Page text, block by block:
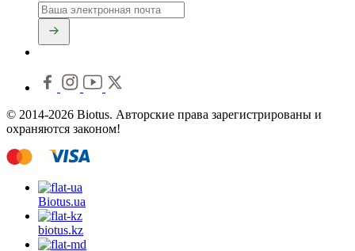
© 2014-2026 Biotus. Авторские права зарегистрированы и
охраняются законом!
Biotus.ua
biotus.kz